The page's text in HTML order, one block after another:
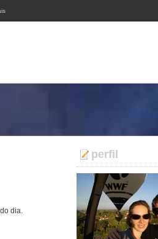
dia.
perfil